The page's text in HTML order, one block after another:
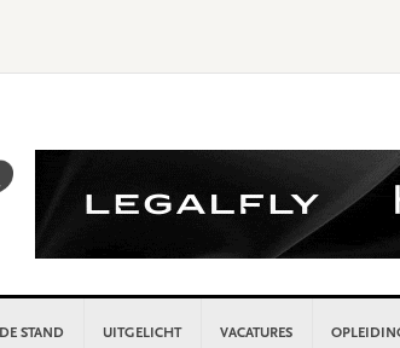
DE STAND UITGELICHT VACATURES